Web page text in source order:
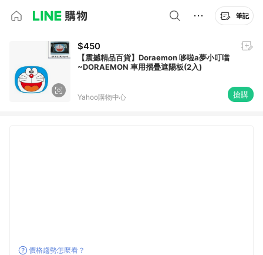
筆記
$450
【震撼精品百貨】Doraemon 哆啦a夢小叮噹
~DORAEMON 車用摺疊遮陽板(2入)
Yahoo購物中心 搶購
價格趨勢怎麼看？